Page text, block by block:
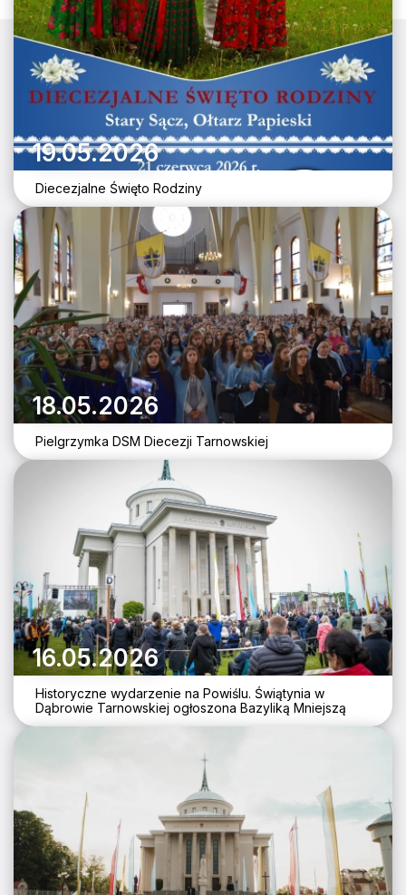
19.05.2026
Diecezjalne Święto Rodziny
18.05.2026
Pielgrzymka DSM Diecezji Tarnowskiej
16.05.2026
Historyczne wydarzenie na Powiślu. Świątynia w
Dąbrowie Tarnowskiej ogłoszona Bazyliką Mniejszą